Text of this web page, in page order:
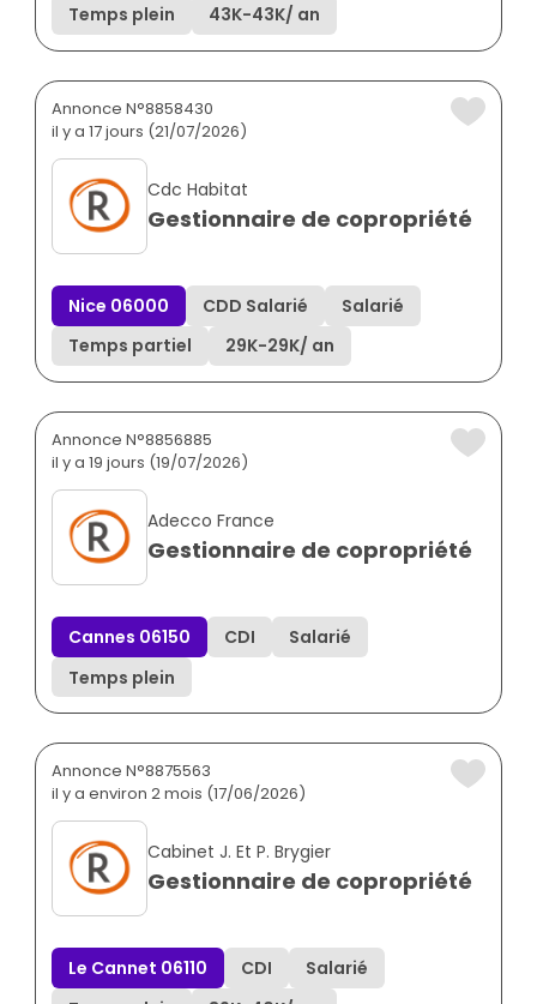
Temps plein
43K-43K/ an
Annonce N°8858430
il y a 17 jours (21/07/2026)
Cdc Habitat
Gestionnaire de copropriété
Nice 06000 CDD Salarié
Salarié
Temps partiel
29K-29K/ an
Annonce N°8856885
il y a 19 jours (19/07/2026)
Adecco France
Gestionnaire de copropriété
Cannes 06150 CDI
Salarié
Temps plein
Annonce N°8875563
il y a environ 2 mois (17/06/2026)
Cabinet J. Et P. Brygier
Gestionnaire de copropriété
Le Cannet 06110 CDI
Salarié